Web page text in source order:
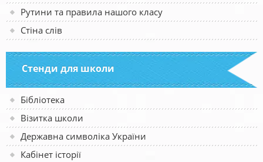
Рутини та правила нашого класу
Стіна слів
Стенди для школи
Бібліотека
Візитка школи
Державна символіка України
Кабінет історії